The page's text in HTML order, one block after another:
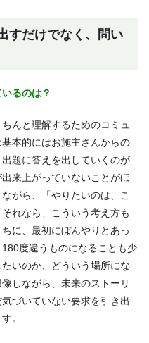
すだけでなく、問い
るのは？
んと理解するためのコミュ
本的にはお施主さんからの
題に答えを出していくのが
来上がっていないことがほ
がら、「やりたいのは、こ
れなら、こういう考え方も
に、最初にぼんやりとあっ
度違うものになることも少
いのか、どういう場所にな
しながら、未来のストーリ
づいていない要求を引き出
。